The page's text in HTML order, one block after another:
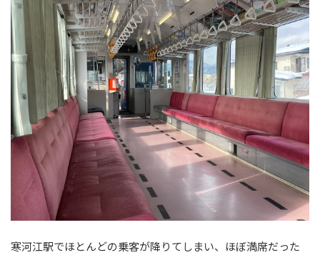
寒河江駅でほとんどの乗客が降りてしまい、ほぼ満席だった